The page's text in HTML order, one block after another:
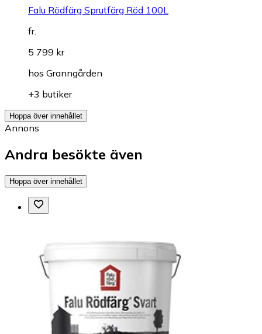
Falu Rödfärg Sprutfärg Röd 100L
fr.
5 799 kr
hos Granngården
+3 butiker
Hoppa över innehållet
Annons
Andra besökte även
Hoppa över innehållet